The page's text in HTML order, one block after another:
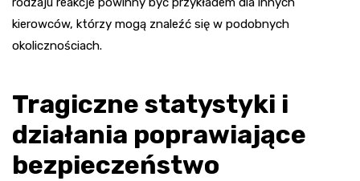
kierowców, którzy mogą znaleźć się w podobnych
okolicznościach.
Tragiczne statystyki i
działania poprawiające
bezpieczeństwo